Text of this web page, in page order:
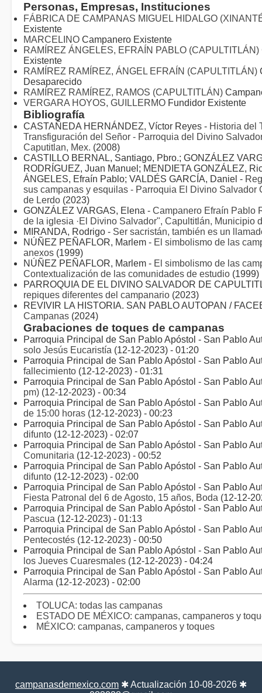
Personas, Empresas, Instituciones
FÁBRICA DE CAMPANAS MIGUEL HIDALGO
Existente
MARCELINO Campanero Existente
RAMÍREZ ÁNGELES, EFRAÍN PABLO (CAPULTITLÁN)
Existente
RAMÍREZ RAMÍREZ, ÁNGEL EFRAÍN (CAPULTITLÁN)
Desaparecido
RAMÍREZ RAMÍREZ, RAMOS (CAPULTITLÁN)
VERGARA HOYOS, GUILLERMO Fundidor Existente
Bibliografía
CASTAÑEDA HERNÁNDEZ, Víctor Reyes - Historia del
Transfiguración del Señor - Parroquia del Divino
Caputitlan, Mex. (2008)
CASTILLO BERNAL, Santiago, Pbro.; GONZÁLEZ
RODRÍGUEZ, Juan Manuel; MENDIETA GONZÁLEZ,
ÁNGELES, Efraín Pablo; VALDÉS GARCÍA, Daniel -
sus campanas y esquilas - Parroquia El Divino Salvador
de Lerdo (2023)
GONZÁLEZ VARGAS, Elena - Campanero Efraín Pablo
de la iglesia ·El Divino Salvador", Capultitlán, Municipio
MIRANDA, Rodrigo - Ser sacristán, también es un
NÚÑEZ PEÑAFLOR, Marlem - El simbolismo de las
anexos (1999)
NÚÑEZ PEÑAFLOR, Marlem - El simbolismo de las
Contextualización de las comunidades de estudio (1999)
PARROQUIA DE EL DIVINO SALVADOR DE
repiques diferentes del campanario (2023)
REVIVIR LA HISTORIA. SAN PABLO AUTOPAN /
Campanas (2024)
Grabaciones de toques de campanas
Parroquia Principal de San Pablo Apóstol - San Pablo
solo Jesús Eucaristía (12-12-2023) - 01:20
Parroquia Principal de San Pablo Apóstol - San Pablo
fallecimiento (12-12-2023) - 01:31
Parroquia Principal de San Pablo Apóstol - San Pablo
pm) (12-12-2023) - 00:34
Parroquia Principal de San Pablo Apóstol - San Pablo
de 15:00 horas (12-12-2023) - 00:23
Parroquia Principal de San Pablo Apóstol - San Pablo
difunto (12-12-2023) - 02:07
Parroquia Principal de San Pablo Apóstol - San Pablo
Comunitaria (12-12-2023) - 00:52
Parroquia Principal de San Pablo Apóstol - San Pablo
difunto (12-12-2023) - 02:00
Parroquia Principal de San Pablo Apóstol - San Pablo
Fiesta Patronal del 6 de Agosto, 15 años, Boda (12-12-
Parroquia Principal de San Pablo Apóstol - San Pablo
Pascua (12-12-2023) - 01:13
Parroquia Principal de San Pablo Apóstol - San Pablo
Pentecostés (12-12-2023) - 00:50
Parroquia Principal de San Pablo Apóstol - San Pablo
los Jueves Cuaresmales (12-12-2023) - 04:24
Parroquia Principal de San Pablo Apóstol - San Pablo
Alarma (12-12-2023) - 02:00
TOLUCA: todas las campanas
ESTADO DE MÉXICO: campanas, campaneros y
MÉXICO: campanas, campaneros y toques
campanasdemexico.com ✱ Actualización 10-08-2026 ✱